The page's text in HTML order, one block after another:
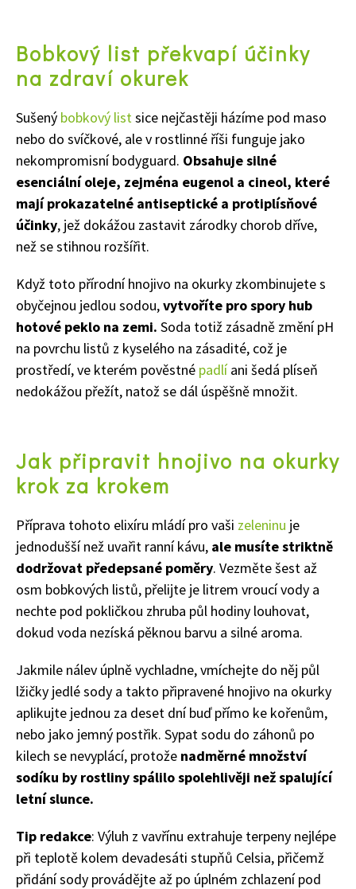
Bobkový list překvapí účinky
na zdraví okurek
Sušený bobkový listsice nejčastěji házíme pod maso
nebo do svíčkové, ale v rostlinné říši funguje jako
nekompromisní bodyguard. Obsahuje silné
esenciální oleje, zejména eugenol a cineol, které
mají prokazatelné antiseptické a protiplísňové
účinky, jež dokážou zastavit zárodky chorob dříve,
než se stihnou rozšířit.
Když toto přírodní hnojivo na okurky zkombinujete s
obyčejnou jedlou sodou,vytvoříte pro spory hub
hotové peklo na zemi. Soda totiž zásadně změní pH
na povrchu listů z kyselého na zásadité, což je
prostředí, ve kterém pověstné padlíani šedá plíseň
nedokážou přežít, natož se dál úspěšně množit.
Jak připravit hnojivo na okurky
krok za krokem
Příprava tohoto elixíru mládí pro vaši zeleninu je
jednodušší než uvařit ranní kávu, ale musíte striktně
dodržovat předepsané poměry. Vezměte šest až
osm bobkových listů, přelijte je litrem vroucí vody a
nechte pod pokličkou zhruba půl hodiny louhovat,
dokud voda nezíská pěknou barvu a silné aroma.
Jakmile nálev úplně vychladne, vmíchejte do něj půl
lžičky jedlé sody a takto připravené hnojivo na okurky
aplikujte jednou za deset dní buď přímo ke kořenům,
nebo jako jemný postřik. Sypat sodu do záhonů po
kilech se nevyplácí, protože nadměrné množství
sodíku by rostliny spálilo spolehlivěji než spalující
letní slunce.
Tip redakce: Výluh z vavřínu extrahuje terpeny nejlépe
při teplotě kolem devadesáti stupňů Celsia, přičemž
přidání sody provádějte až po úplném zchlazení pod